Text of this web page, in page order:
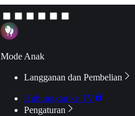
Mode Anak
Langganan dan Pembelian
Hubungkan ke TV
Pengaturan